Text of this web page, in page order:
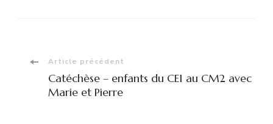
Navigation
d'article
Article précédent
Catéchèse – enfants du CE1 au CM2 avec
Marie et Pierre